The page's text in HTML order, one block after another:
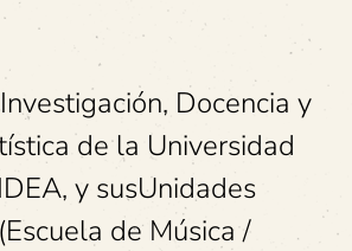
Docencia y
de la Universidad
y susUnidades
de Música /